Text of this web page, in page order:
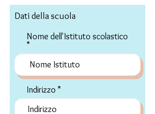
Dati della scuola
Nome dell'Istituto scolastico
Indirizzo